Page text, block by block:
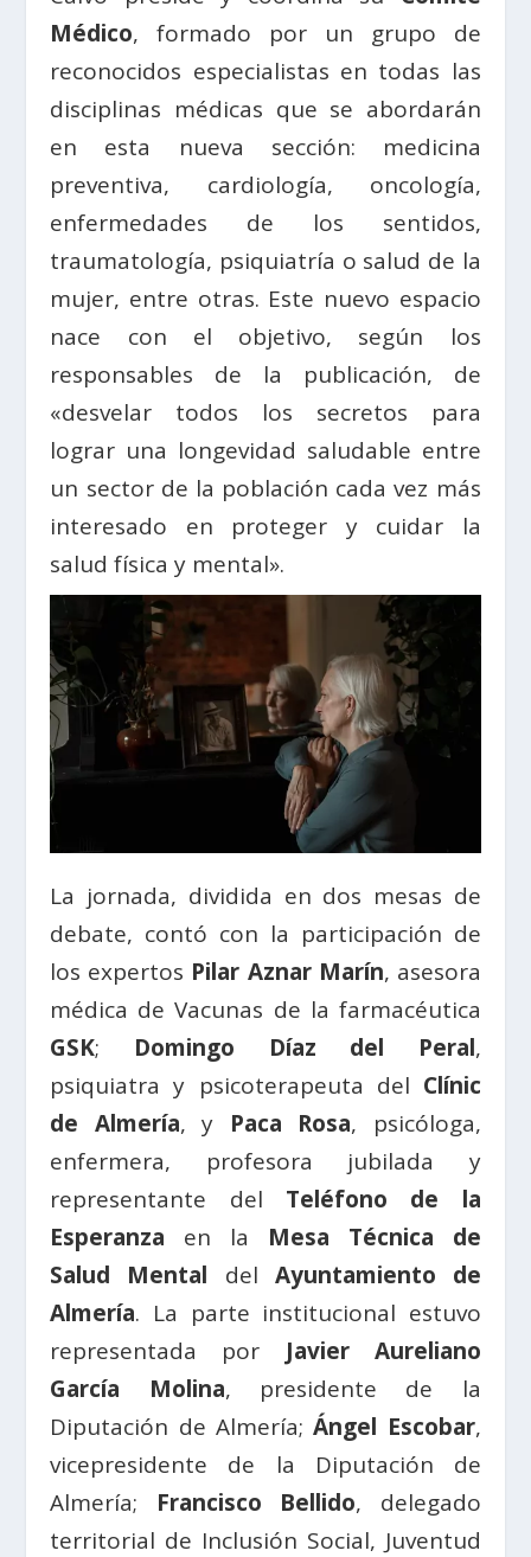
Médico, formado por un grupo de
reconocidos especialistas en todas las
disciplinas médicas que se abordarán
en esta nueva sección: medicina
preventiva, cardiología, oncología,
enfermedades de los sentidos,
traumatología, psiquiatría o salud de la
mujer, entre otras. Este nuevo espacio
nace con el objetivo, según los
responsables de la publicación, de
«desvelar todos los secretos para
lograr una longevidad saludable entre
un sector de la población cada vez más
interesado en proteger y cuidar la
salud física y mental».
La jornada, dividida en dos mesas de
debate, contó con la participación de
los expertos Pilar Aznar Marín, asesora
médica de Vacunas de la farmacéutica
GSK; Domingo Díaz del Peral,
psiquiatra y psicoterapeuta del Clínic
de Almería, y Paca Rosa, psicóloga,
enfermera, profesora jubilada y
representante del Teléfono de la
Esperanza en la Mesa Técnica de
Salud Mental del Ayuntamiento de
Almería. La parte institucional estuvo
representada por Javier Aureliano
García Molina, presidente de la
Diputación de Almería;Ángel Escobar,
vicepresidente de la Diputación de
Almería; Francisco Bellido, delegado
territorial de Inclusión Social, Juventud